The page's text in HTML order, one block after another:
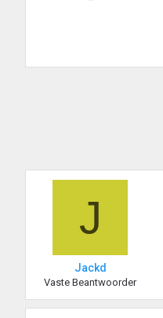
J
Jackd
Vaste Beantwoorder